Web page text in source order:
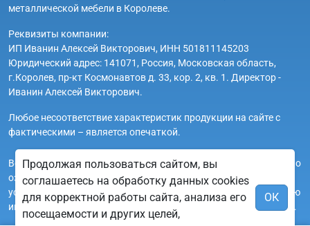
металлической мебели в Королеве.
Реквизиты компании:
ИП Иванин Алексей Викторович, ИНН 501811145203
Юридический адрес: 141071, Россия, Московская область,
г.Королев, пр-кт Космонавтов д. 33, кор. 2, кв. 1. Директор -
Иванин Алексей Викторович.
Любое несоответствие характеристик продукции на сайте с
фактическими – является опечаткой.
Вся информация на сайте region-korolev.ru носит исключительно
ознакомительный и справочный характер и ни при каких
условиях не является публичной офертой. Всю дополнительную
информацию можно узнать по телефонам указанным на сайте.
Продолжая пользоваться сайтом, вы
соглашаетесь на обработку данных cookies
для корректной работы сайта, анализа его
посещаемости и других целей,
ОК